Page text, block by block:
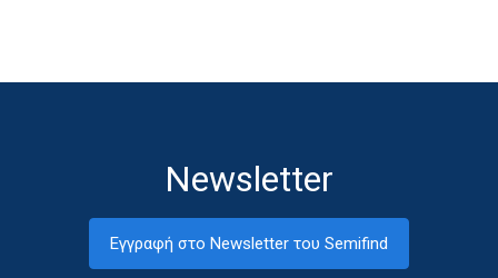
Newsletter
Εγγραφή στο Newsletter του Semifind